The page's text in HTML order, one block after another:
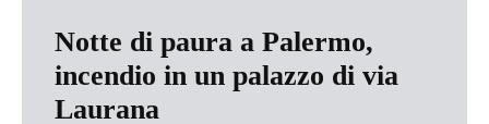
Notte di paura a Palermo,
incendio in un palazzo di via
Laurana